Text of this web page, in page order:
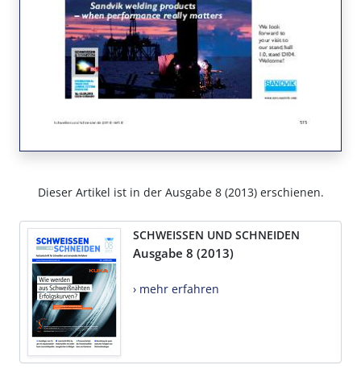
Dieser Artikel ist in der Ausgabe 8 (2013) erschienen.
SCHWEISSEN UND SCHNEIDEN
Ausgabe 8 (2013)
› mehr erfahren